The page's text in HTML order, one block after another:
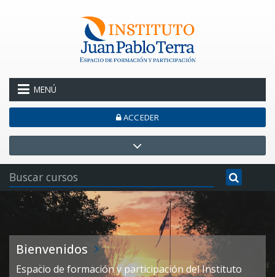
MENÚ
ACCEDER
Bienvenidos
Espacio de formación y participación del Instituto